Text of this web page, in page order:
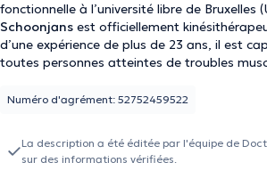
fonctionnelle à l’université libre de Bruxelles
Schoonjans est officiellement
d’une expérience de plus de 23 ans, il est
toutes personnes atteintes de troubles
Schoonjans a un parcours très riche dans le
dans le cadre du syndrome fémoro-
maintenant 10 ans, qu'il exerce également
Numéro d'agrément: 52752459522
La description a été éditée par l'équipe de
sur des informations vérifiées.